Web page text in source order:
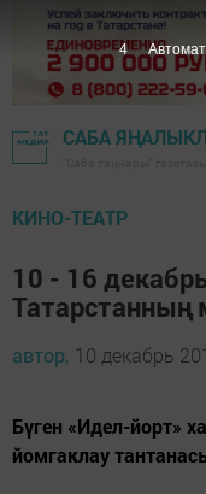
САБА
КИНО-ТЕАТР
10 - 16
автор, 10 декабрь
Бүген «Идел-йорт»
йомгаклау
3